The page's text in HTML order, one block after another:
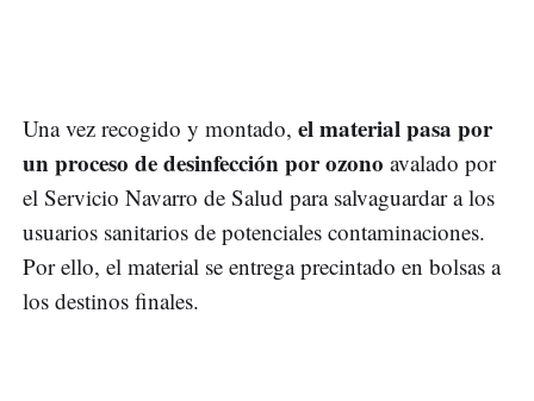
Una vez recogido y montado, el material pasa por
un proceso de desinfección por ozono avalado por
el Servicio Navarro de Salud para salvaguardar a los
usuarios sanitarios de potenciales contaminaciones.
Por ello, el material se entrega precintado en bolsas a
los destinos finales.